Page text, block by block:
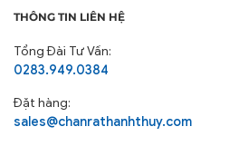
THÔNG TIN LIÊN HỆ
Tổng Đài Tư Vấn:
0283.949.0384
Đặt hàng:
sales@chanrathanhthuy.com